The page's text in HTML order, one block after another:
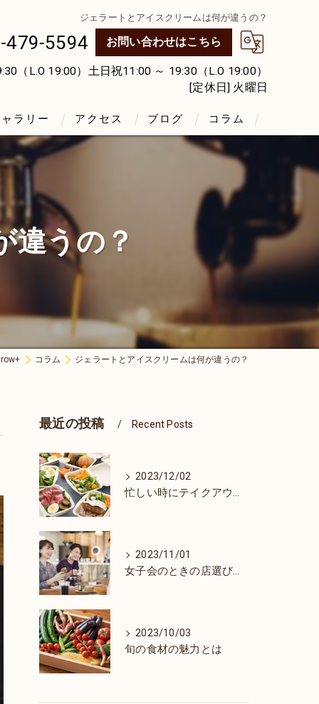
ジェラートとアイスクリームは何が違うの？
479-5594 お問い合わせはこちら
（L.O 19:00）土日祝11:00 ～ 19:30（L.O 19:00）
[定休日] 火曜日
ラリー アクセス ブログ コラム
違うの？
コラム ジェラートとアイスクリームは何が違うの？
最近の投稿 Recent Posts
2023/12/02
忙しい時にテイクアウトをするメリット
2023/11/01
女子会のときの店選びのポイント
2023/10/03
旬の食材の魅力とは